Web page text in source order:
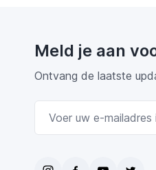
Meld je aan
Ontvang de laatste